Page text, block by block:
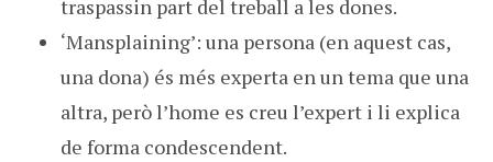
traspassin part del treball a les dones.
‘Mansplaining’: una persona (en aquest cas,
una dona) és més experta en un tema que una
altra, però l’home es creu l’expert i li explica
de forma condescendent.